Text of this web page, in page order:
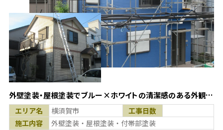
外壁塗装・屋根塗装でブルー×ホワイトの清潔感のある外観
に！(神奈川県横須賀市)
エリア名 横須賀市
工事日数
施工内容
外壁塗装・屋根塗装・付帯部塗装